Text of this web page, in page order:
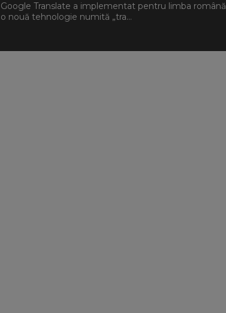
Google Translate a implementat pentru limba română
o nouă tehnologie numită „tra...